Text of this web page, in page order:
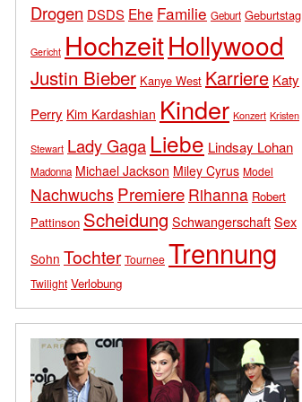
Drogen DSDS Ehe Familie Geburt Geburtstag
Gericht HochzeitHollywood
Justin Bieber Kanye West Karriere Katy
Perry Kim Kardashian Kinder Konzert Kristen
Stewart Lady Gaga Liebe Lindsay Lohan
Madonna Michael Jackson Miley Cyrus Model
Nachwuchs Premiere Rihanna Robert
Pattinson Scheidung SchwangerschaftSex
Sohn Tochter Tournee Trennung
Twilight Verlobung